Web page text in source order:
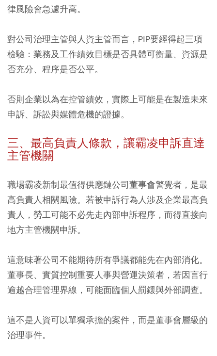
律風險會急遽升高。
對公司治理主管與人資主管而言，PIP要經得起三項
檢驗：業務及工作績效目標是否具體可衡量、資源是
否充分、程序是否公平。
否則企業以為在控管績效，實際上可能是在製造未來
申訴、訴訟與媒體危機的證據。
三、最高負責人條款，讓霸凌申訴直達
主管機關
職場霸凌新制最值得供應鏈公司董事會警覺者，是最
高負責人相關風險。 若被申訴行為人涉及企業最高負
責人，勞工可能不必先走內部申訴程序，而得直接向
地方主管機關申訴。
這意味著公司不能期待所有爭議都能先在內部消化。
董事長、實質控制重要人事與營運決策者，若因言行
逾越合理管理界線，可能面臨個人罰鍰與外部調查。
這不是人資可以單獨承擔的案件，而是董事會層級的
治理事件。